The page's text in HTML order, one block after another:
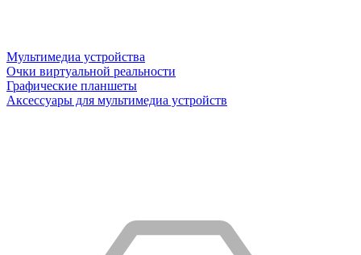
Мультимедиа устройства
Очки виртуальной реальности
Графические планшеты
Аксессуары для мультимедиа устройств